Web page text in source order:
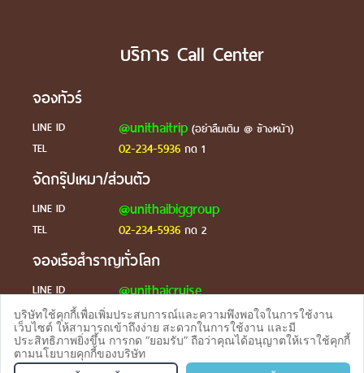
จองทัวร TEL
บริการ Call Center
จองทัวร์
LINE ID @unithaitrip(อย่าลืมเติม @ ข้างหน้า)
TEL
02-234-5936กด 1
จัดกรุ๊ปเหมา/ส่วนตัว
LINE ID @unithaibiggroup
TEL 02-234-5936กด 2
จองเรือสำราญทั่วโลก
LINE ID @unithaicruise
ร้องเรียน
LINE ID @unithaicare
บริษัทใช้คุกกี้เพื่อเพิ่มประสบการณ์และความพึงพอใจในการใช้งาน
เว็บไซต์ ให้สามารถเข้าถึงง่าย สะดวกในการใช้งาน และมี
ประสิทธิภาพยิ่งขึ้น การกด “ยอมรับ” ถือว่าคุณได้อนุญาตให้เราใช้คุกกี้
ตามนโยบายคุกกี้ของบริษัท